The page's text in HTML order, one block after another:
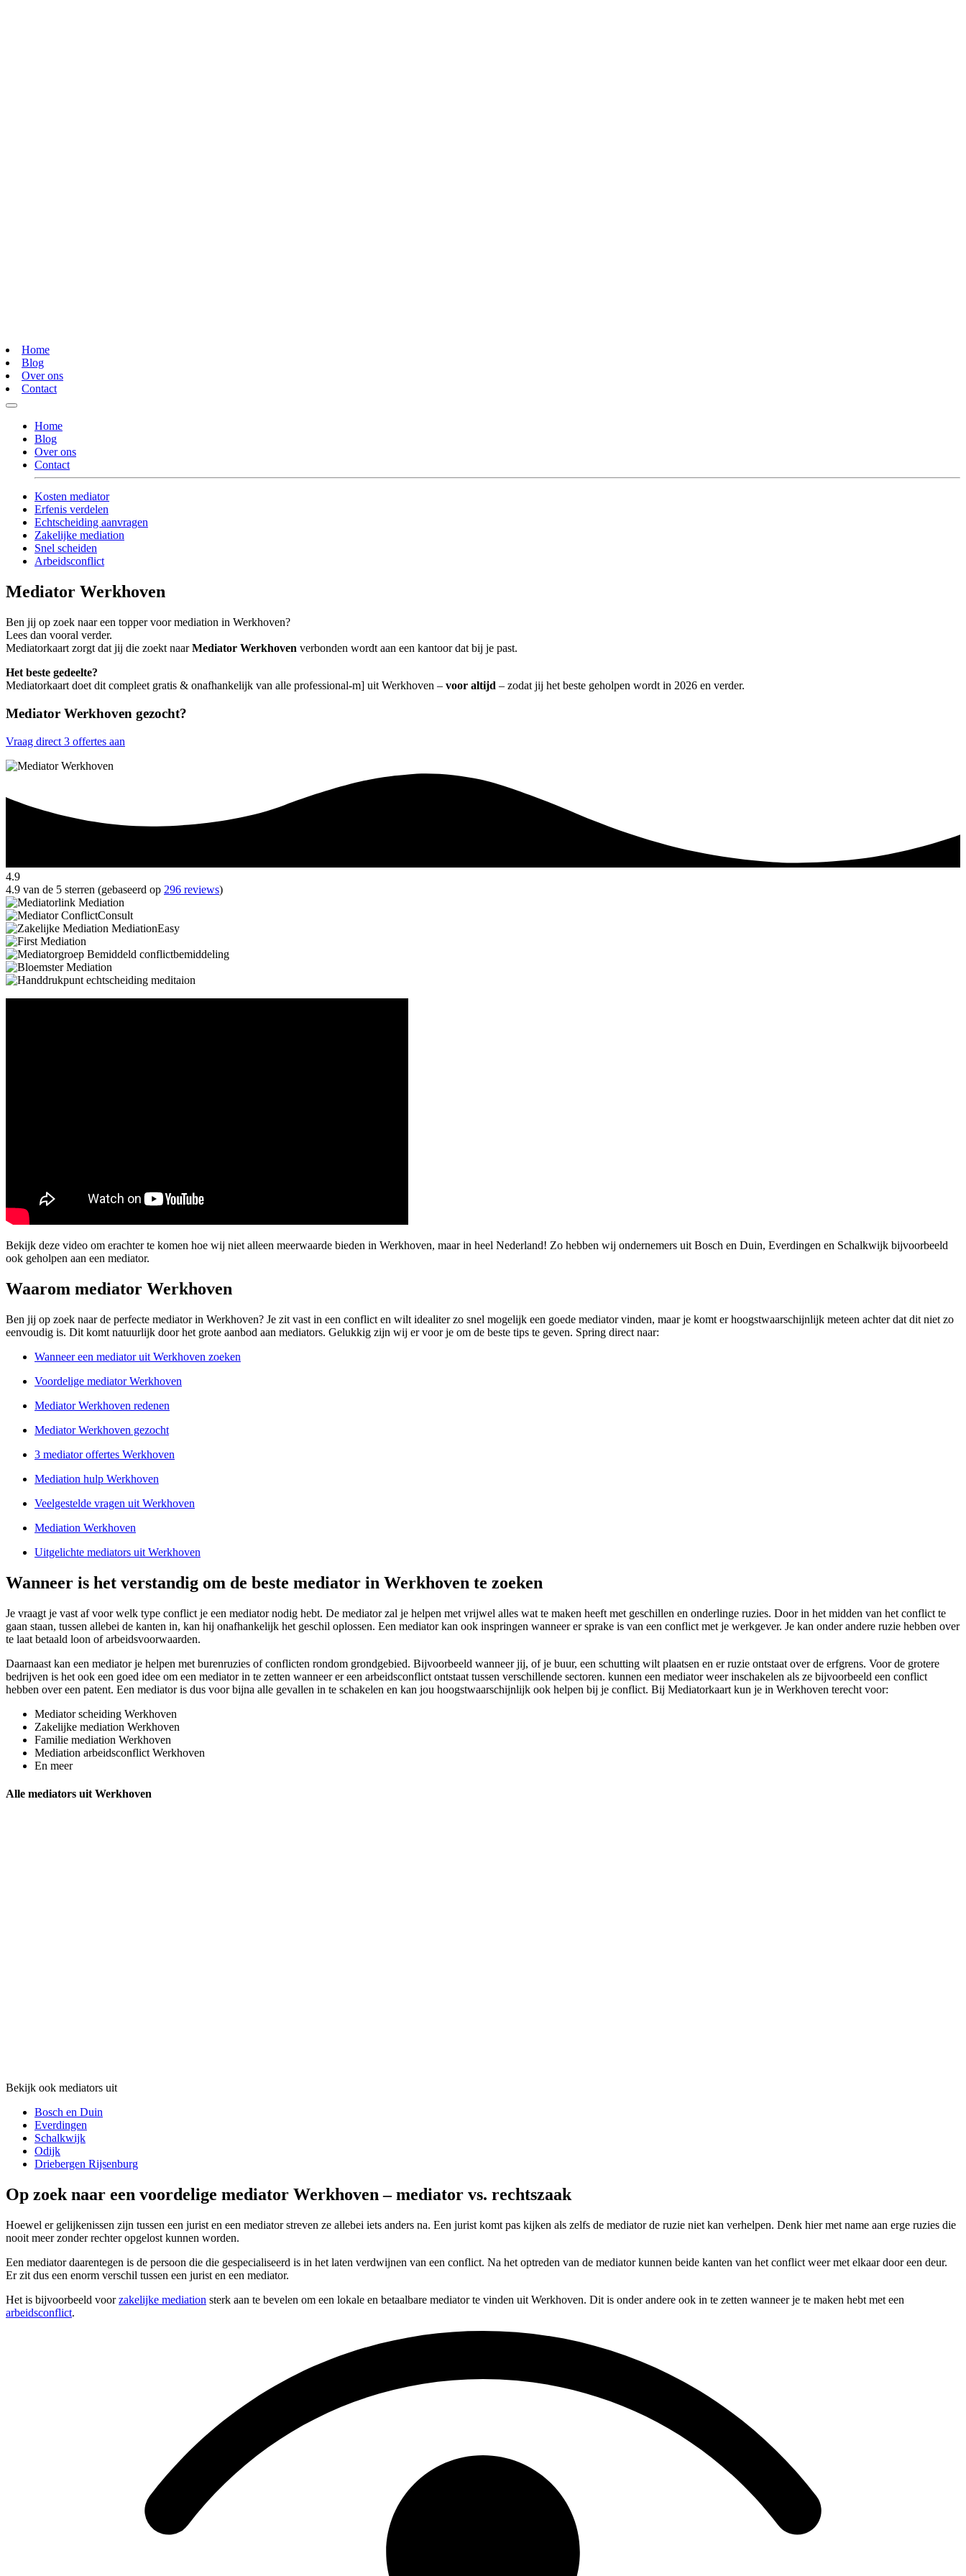
Home
Blog
Over ons
Contact
Home
Blog
Over ons
Contact
Kosten mediator
Erfenis verdelen
Echtscheiding aanvragen
Zakelijke mediation
Snel scheiden
Arbeidsconflict
Mediator Werkhoven
Ben jij op zoek naar een topper voor mediation in Werkhoven?
Lees dan vooral verder.
Mediatorkaart zorgt dat jij die zoekt naarMediator Werkhoven verbonden wordt aan een kantoor dat bij je past.
Het beste gedeelte?
Mediatorkaart doet dit compleet gratis & onafhankelijk van alle professional-m] uit Werkhoven – voor altijd – zodat jij het beste geholpen wordt in 2026 en verder.
Mediator Werkhoven gezocht?
Vraag direct 3 offertes aan
4.9
4.9 van de 5 sterren (gebaseerd op 296 reviews)
Bekijk deze video om erachter te komen hoe wij niet alleen meerwaarde bieden in Werkhoven, maar in heel Nederland! Zo hebben wij ondernemers uit Bosch en Duin, Everdingen en Schalkwijk bijvoorbeeld
ook geholpen aan een mediator.
Waarom mediator Werkhoven
Ben jij op zoek naar de perfecte mediator in Werkhoven? Je zit vast in een conflict en wilt idealiter zo snel mogelijk een goede mediator vinden, maar je komt er hoogstwaarschijnlijk meteen achter dat dit niet zo
eenvoudig is. Dit komt natuurlijk door het grote aanbod aan mediators. Gelukkig zijn wij er voor je om de beste tips te geven. Spring direct naar:
Wanneer een mediator uit Werkhoven zoeken
Voordelige mediator Werkhoven
Mediator Werkhoven redenen
Mediator Werkhoven gezocht
3 mediator offertes Werkhoven
Mediation hulp Werkhoven
Veelgestelde vragen uit Werkhoven
Mediation Werkhoven
Uitgelichte mediators uit Werkhoven
Wanneer is het verstandig om de beste mediator in Werkhoven te zoeken
Je vraagt je vast af voor welk type conflict je een mediator nodig hebt. De mediator zal je helpen met vrijwel alles wat te maken heeft met geschillen en onderlinge ruzies. Door in het midden van het conflict te
gaan staan, tussen allebei de kanten in, kan hij onafhankelijk het geschil oplossen. Een mediator kan ook inspringen wanneer er sprake is van een conflict met je werkgever. Je kan onder andere ruzie hebben over
te laat betaald loon of arbeidsvoorwaarden.
Daarnaast kan een mediator je helpen met burenruzies of conflicten rondom grondgebied. Bijvoorbeeld wanneer jij, of je buur, een schutting wilt plaatsen en er ruzie ontstaat over de erfgrens. Voor de grotere
bedrijven is het ook een goed idee om een mediator in te zetten wanneer er een arbeidsconflict ontstaat tussen verschillende sectoren. kunnen een mediator weer inschakelen als ze bijvoorbeeld een conflict
hebben over een patent. Een mediator is dus voor bijna alle gevallen in te schakelen en kan jou hoogstwaarschijnlijk ook helpen bij je conflict. Bij Mediatorkaart kun je in Werkhoven terecht voor:
Mediator scheiding Werkhoven
Zakelijke mediation Werkhoven
Familie mediation Werkhoven
Mediation arbeidsconflict Werkhoven
En meer
Alle mediators uit Werkhoven
Bekijk ook mediators uit
Bosch en Duin
Everdingen
Schalkwijk
Odijk
Driebergen Rijsenburg
Op zoek naar een voordelige mediator Werkhoven – mediator vs. rechtszaak
Hoewel er gelijkenissen zijn tussen een jurist en een mediator streven ze allebei iets anders na. Een jurist komt pas kijken als zelfs de mediator de ruzie niet kan verhelpen. Denk hier met name aan erge ruzies die
nooit meer zonder rechter opgelost kunnen worden.
Een mediator daarentegen is de persoon die die gespecialiseerd is in het laten verdwijnen van een conflict. Na het optreden van de mediator kunnen beide kanten van het conflict weer met elkaar door een deur.
Er zit dus een enorm verschil tussen een jurist en een mediator.
Het is bijvoorbeeld voorzakelijke mediation sterk aan te bevelen om een lokale en betaalbare mediator te vinden uit Werkhoven. Dit is onder andere ook in te zetten wanneer je te maken hebt met een
arbeidsconflict.